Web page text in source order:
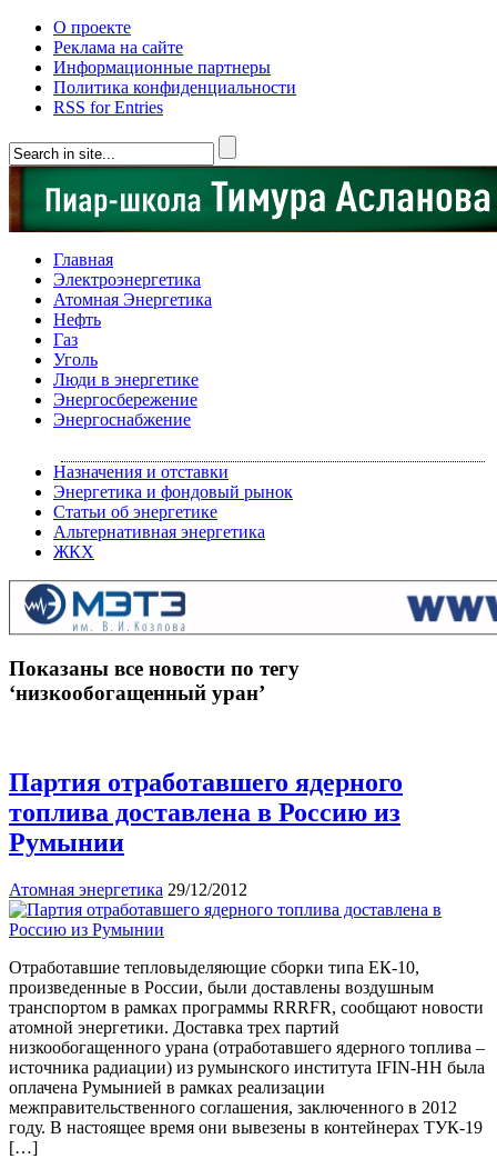
О проекте
Реклама на сайте
Информационные партнеры
Политика конфиденциальности
RSS for Entries
Главная
Электроэнергетика
Атомная Энергетика
Нефть
Газ
Уголь
Люди в энергетике
Энергосбережение
Энергоснабжение
Назначения и отставки
Энергетика и фондовый рынок
Статьи об энергетике
Альтернативная энергетика
ЖКХ
Показаны все новости по тегу
‘низкообогащенный уран’
Партия отработавшего ядерного
топлива доставлена в Россию из
Румынии
Атомная энергетика 29/12/2012
Отработавшие тепловыделяющие сборки типа ЕК-10,
произведенные в России, были доставлены воздушным
транспортом в рамках программы RRRFR, сообщают новости
атомной энергетики. Доставка трех партий
низкообогащенного урана (отработавшего ядерного топлива –
источника радиации) из румынского института IFIN-HH была
оплачена Румынией в рамках реализации
межправительственного соглашения, заключенного в 2012
году. В настоящее время они вывезены в контейнерах ТУК-19
[…]